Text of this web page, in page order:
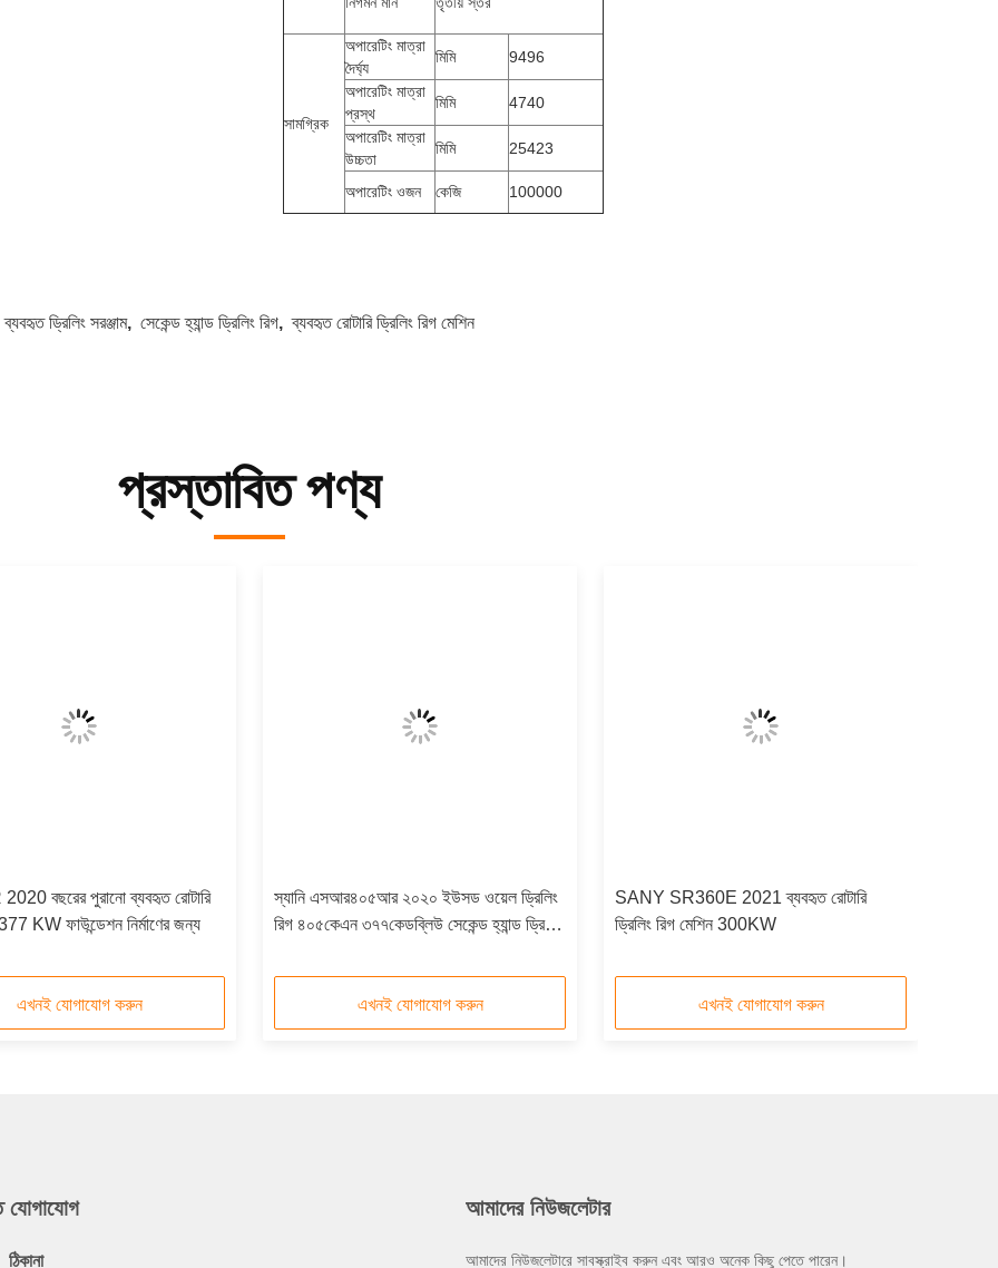
সামগ্রিক
অপারেটিং মাত্রা
দৈর্ঘ্য
মিমি
9496
অপারেটিং মাত্রা
প্রস্থ
মিমি
4740
অপারেটিং মাত্রা
উচ্চতা
মিমি 25423
অপারেটিং ওজন কেজি 100000
ব্যবহৃত ড্রিলিং সরঞ্জাম, সেকেন্ড হ্যান্ড ড্রিলিং রিগ,ব্যবহৃত রোটারি ড্রিলিং রিগ মেশিন
প্রস্তাবিত পণ্য
বছরের পুরানো ব্যবহৃত রোটারি
377 KW ফাউন্ডেশন নির্মাণের জন্য
এখনই যোগাযোগ করুন
স্যানি এসআর৪০৫আর ২০২০ ইউসড ওয়েল ড্রিলিং
রিগ ৪০৫কেএন ৩৭৭কেডব্লিউ সেকেন্ড হ্যান্ড ড্রিলিং
এখনই যোগাযোগ করুন
SANY SR360E 2021 ব্যবহৃত রোটারি
ড্রিলিং রিগ মেশিন 300KW
এখনই যোগাযোগ করুন
যোগাযোগ
ঠিকানা
আমাদের নিউজলেটার
আমাদের নিউজলেটারে সাবস্ক্রাইব করুন এবং আরও অনেক কিছু পেতে পারেন।